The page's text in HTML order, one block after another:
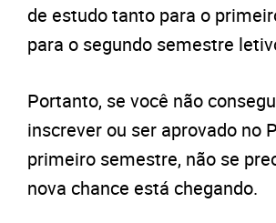
de estudo tanto para o
para o segundo semestre
Portanto, se você não
inscrever ou ser aprovado no
primeiro semestre, não se
nova chance está chegando.